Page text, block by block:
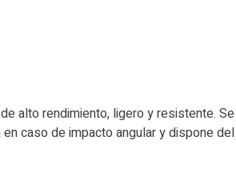
alto rendimiento, ligero y resistente.
caso de impacto angular y dispone